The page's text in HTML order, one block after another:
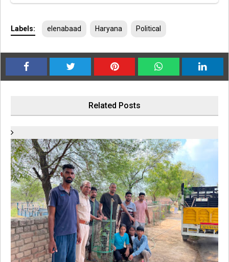
Labels: elenabaad Haryana Political
Related Posts